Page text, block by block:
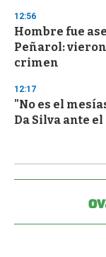
12:56
Hombre fue
Peñarol:
crimen
12:17
"No es el
Da Silva ante